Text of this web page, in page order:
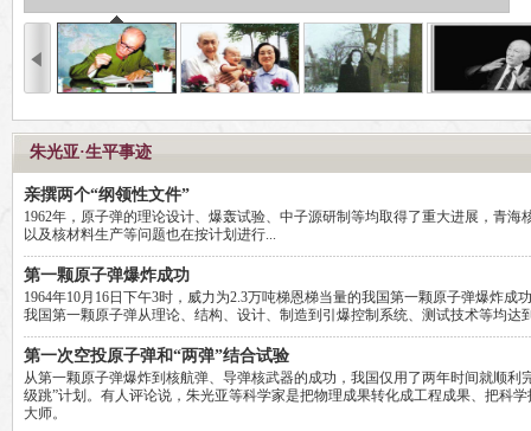
朱光亚·生平事迹
亲撰两个“纲领性文件”
1962年，原子弹的理论设计、爆轰试验、中子源研制等均取得了重大进展，青海
以及核材料生产等问题也在按计划进行...
第一颗原子弹爆炸成功
1964年10月16日下午3时，威力为2.3万吨梯恩梯当量的我国第一颗原子弹爆炸成
我国第一颗原子弹从理论、结构、设计、制造到引爆控制系统、测试技术等均达
第一次空投原子弹和“两弹”结合试验
从第一颗原子弹爆炸到核航弹、导弹核武器的成功，我国仅用了两年时间就顺利
级跳”计划。有人评论说，朱光亚等科学家是把物理成果转化成工程成果、把科
大师。